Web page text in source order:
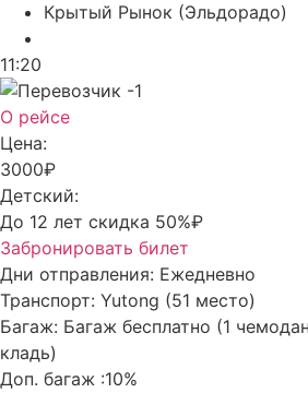
Крытый Рынок (Эльдорадо)
11:20
О рейсе
Цена:
3000₽
Детский:
До 12 лет скидка 50%₽
Забронировать билет
Дни отправления: Ежедневно
Транспорт: Yutong (51 место)
Багаж: Багаж бесплатно (1
кладь)
Доп. багаж :10%